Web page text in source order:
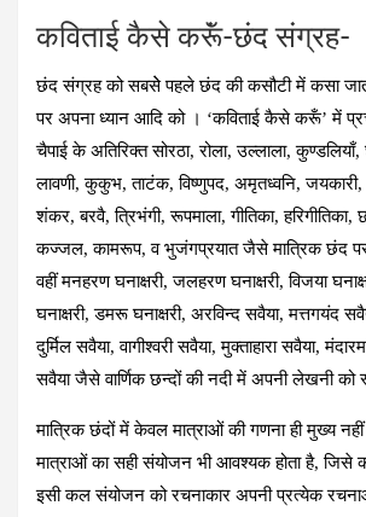
कविताई कैसे करूॅं-छंद संग्रह-
छंद संग्रह को सबसेे पहले छंद की कसौटी में कसा
पर अपना ध्यान आदि को । ‘कविताई कैसे करूँ’ में
चैपाई के अतिरिक्त सोरठा, रोला, उल्लाला,
लावणी, कुकुभ, ताटंक, विष्णुपद, अमृतध्वनि,
शंकर, बरवै, त्रिभंगी, रूपमाला, गीतिका, हरिगीतिका,
कज्जल, कामरूप, व भुजंगप्रयात जैसे मात्रिक छंद
वहीं मनहरण घनाक्षरी, जलहरण घनाक्षरी, विजया
घनाक्षरी, डमरू घनाक्षरी, अरविन्द सवैया, मत्तगयंद
दुर्मिल सवैया, वागीश्वरी सवैया, मुक्ताहारा सवैया,
सवैया जैसे वार्णिक छन्दों की नदी में अपनी लेखनी को
मात्रिक छंदों में केवल मात्राओं की गणना ही मुख्य नहीं
मात्राओं का सही संयोजन भी आवश्यक होता है,
इसी कल संयोजन को रचनाकार अपनी प्रत्येक